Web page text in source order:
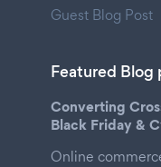
Guest Blog Post
Featured Blog
Converting
Black Friday &
Online